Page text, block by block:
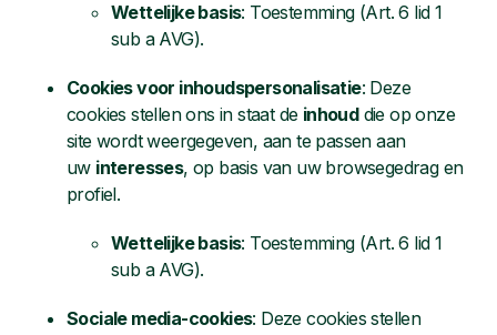
Wettelijke basis: Toestemming (Art. 6 lid 1
sub a AVG).
Cookies voor inhoudspersonalisatie: Deze
cookies stellen ons in staat de inhouddie op onze
site wordt weergegeven, aan te passen aan
uw interesses, op basis van uw browsegedrag en
profiel.
Wettelijke basis: Toestemming (Art. 6 lid 1
sub a AVG).
Sociale media-cookies: Deze cookies stellen